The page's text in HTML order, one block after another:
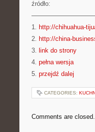
źródło:
1. http://chihuahua-
2. http://china-
3. link do strony
4. pełna wersja
5. przejdź dalej
CATEGORIES:
Comments are closed.